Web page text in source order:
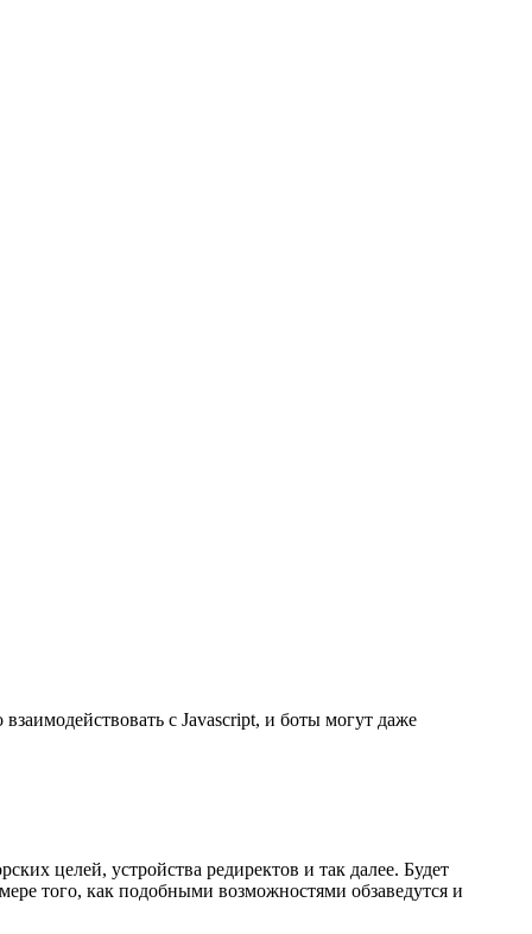
с Javascript, и боты могут даже
целей, устройства редиректов и так далее. Будет
того, как подобными возможностями обзаведутся и